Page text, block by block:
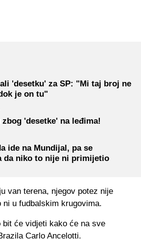
'desetku' za SP: "Mi taj broj ne
je on tu"
'desetke' na leđima!
ide na Mundijal, pa se
da niko to nije ni primijetio
van terena, njegov potez nije
ni u fudbalskim krugovima.
bit će vidjeti kako će na sve
Carlo Ancelotti.